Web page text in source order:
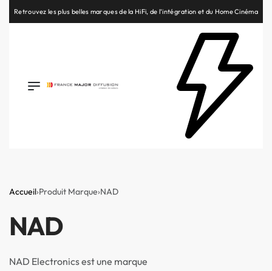
Retrouvez les plus belles marques de la HiFi, de l’intégration et du Home Cinéma
Accueil›Produit Marque›NAD
NAD
NAD Electronics est une marque